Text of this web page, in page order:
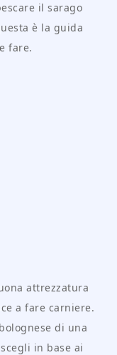
il sarago
è la guida
fare.
attrezzatura
a fare carniere.
di una
in base ai